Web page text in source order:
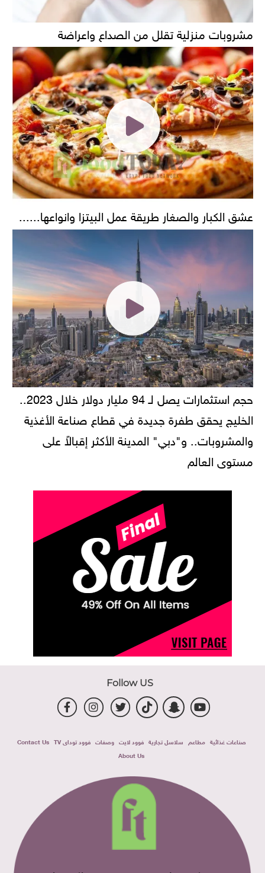
مشروبات منزلية تقلل من الصداع واعراضة
عشق الكبار والصغار طريقة عمل البيتزا وانواعها......
الخليج يحقق طفرة جديدة في قطاع صناعة الأغذية
والمشروبات.. و"دبي" المدينة الأكثر إقبالاً على
مستوى العالم
Follow US
صناعات غذائية مطاعم سلاسل تجارية فوود لايت وصفات فوود توداى TV
Contact Us
About Us